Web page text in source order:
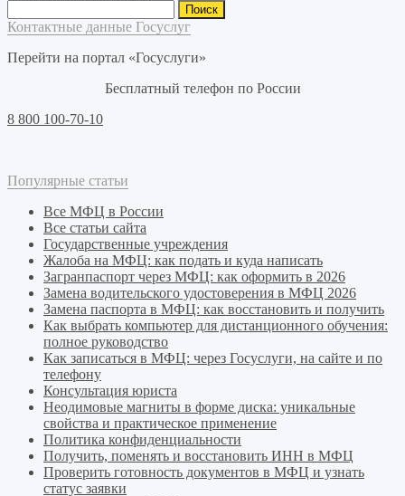
Контактные данные Госуслуг
Перейти на портал «Госуслуги»
Бесплатный телефон по России
8 800 100-70-10
Популярные статьи
Все МФЦ в России
Все статьи сайта
Государственные учреждения
Жалоба на МФЦ: как подать и куда написать
Загранпаспорт через МФЦ: как оформить в 2026
Замена водительского удостоверения в МФЦ 2026
Замена паспорта в МФЦ: как восстановить и получить
Как выбрать компьютер для дистанционного обучения:
полное руководство
Как записаться в МФЦ: через Госуслуги, на сайте и по
телефону
Консультация юриста
Неодимовые магниты в форме диска: уникальные
свойства и практическое применение
Политика конфиденциальности
Получить, поменять и восстановить ИНН в МФЦ
Проверить готовность документов в МФЦ и узнать
статус заявки